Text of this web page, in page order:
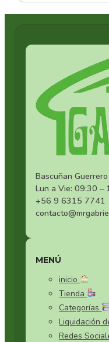
Bascuñan
Lun a Vie: 09:30 –
+56 9 6315 7741
MENÚ
inicio
Tienda
Categorías
Liquidación
Redes